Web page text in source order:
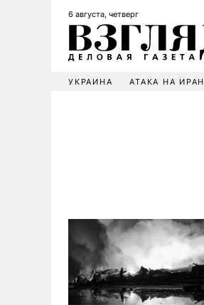
6 августа, четверг
УКРАИНА АТАКА НА ИРАН